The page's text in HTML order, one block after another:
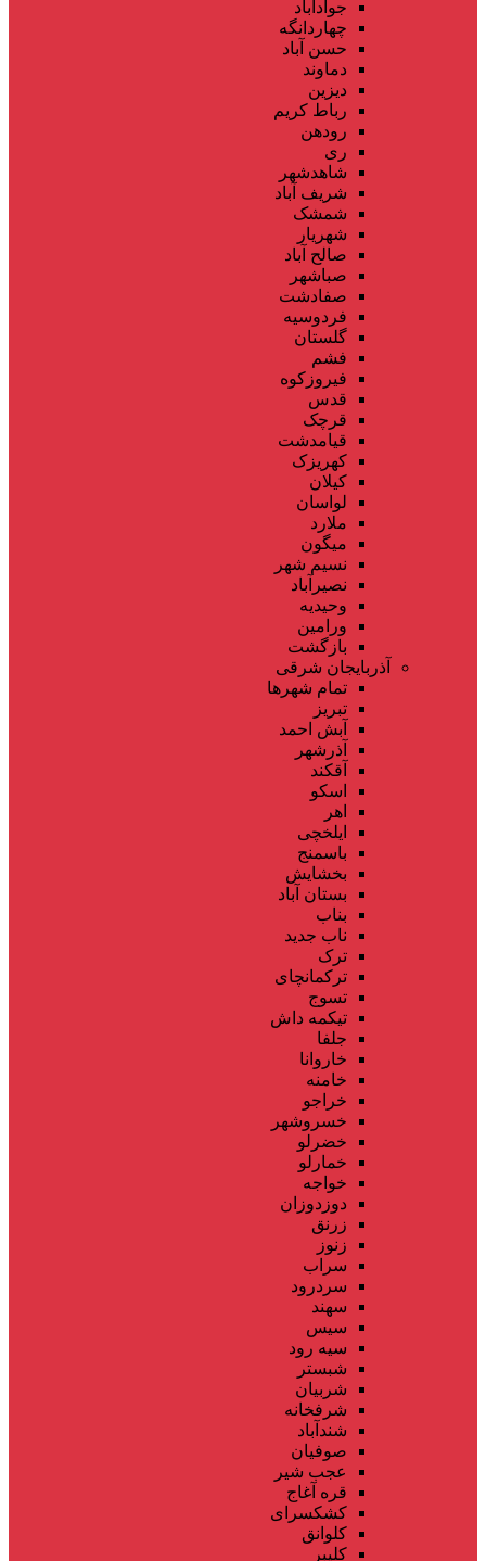
جوادآباد
چهاردانگه
حسن آباد
دماوند
دیزین
رباط کریم
رودهن
ری
شاهدشهر
شریف آباد
شمشک
شهریار
صالح آباد
صباشهر
صفادشت
فردوسیه
گلستان
فشم
فیروزکوه
قدس
قرچک
قیامدشت
کهریزک
کیلان
لواسان
ملارد
میگون
نسیم شهر
نصیرآباد
وحیدیه
ورامین
بازگشت
آذربایجان شرقی
تمام شهر‌ها
تبریز
آبش احمد
آذرشهر
آقکند
اسکو
اهر
ایلخچی
باسمنج
بخشایش
بستان آباد
بناب
ناب جدید
ترک
ترکمانچای
تسوج
تیکمه داش
جلفا
خاروانا
خامنه
خراجو
خسروشهر
خضرلو
خمارلو
خواجه
دوزدوزان
زرنق
زنوز
سراب
سردرود
سهند
سیس
سیه رود
شبستر
شربیان
شرفخانه
شندآباد
صوفیان
عجب شیر
قره آغاج
کشکسرای
کلوانق
کلیبر